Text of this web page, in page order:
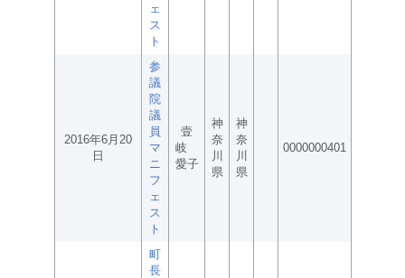
ェ
ス
ト
2016年6月20
日
参
議
院
議
員
マ
ニ
フ
ェ
ス
ト
壹
岐
愛子
神
奈
川
県
神
奈
川
県
0000000401
町
長